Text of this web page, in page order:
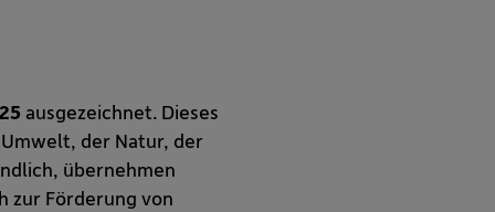
ausgezeichnet. Dieses
der Natur, der
übernehmen
zur Förderung von